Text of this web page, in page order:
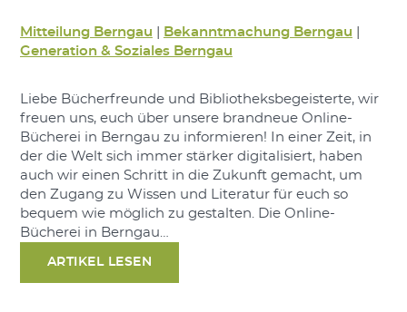
Mitteilung Berngau Bekanntmachung Berngau
Generation & Soziales Berngau
Liebe Bücherfreunde und Bibliotheksbegeisterte, wir
freuen uns, euch über unsere brandneue Online-
Bücherei in Berngau zu informieren! In einer Zeit, in
der die Welt sich immer stärker digitalisiert, haben
auch wir einen Schritt in die Zukunft gemacht, um
den Zugang zu Wissen und Literatur für euch so
bequem wie möglich zu gestalten. Die Online-
Bücherei in Berngau…
ARTIKEL LESEN